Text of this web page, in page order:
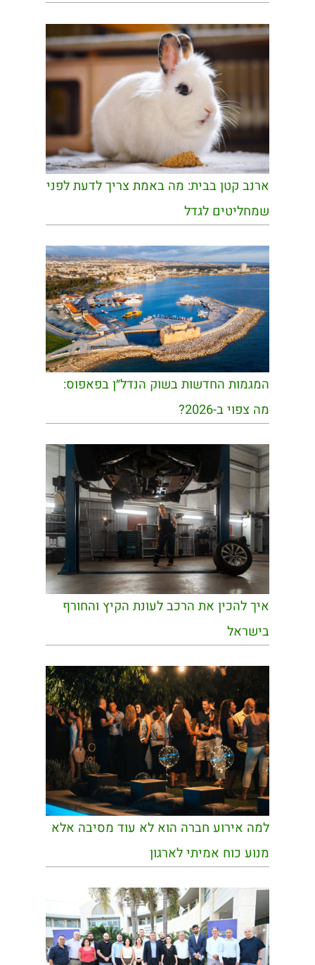
ארנב קטן בבית: מה באמת צריך לדעת לפני
שמחליטים לגדל
המגמות החדשות בשוק הנדל״ן בפאפוס:
מה צפוי ב-2026?
איך להכין את הרכב לעונת הקיץ והחורף
בישראל
למה אירוע חברה הוא לא עוד מסיבה אלא
מנוע כוח אמיתי לארגון